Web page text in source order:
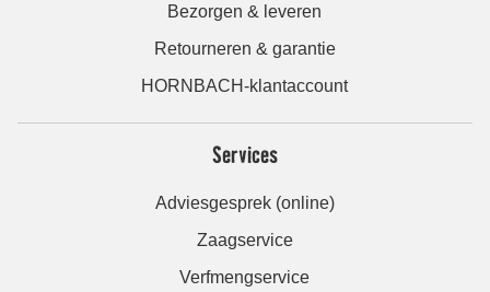
Bezorgen & leveren
Retourneren & garantie
HORNBACH-klantaccount
Services
Adviesgesprek (online)
Zaagservice
Verfmengservice